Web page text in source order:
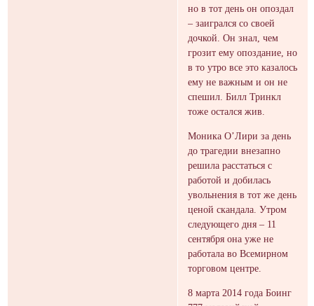
но в тот день он опоздал
– заигрался со своей
дочкой. Он знал, чем
грозит ему опоздание, но
в то утро все это казалось
ему не важным и он не
спешил. Билл Тринкл
тоже остался жив.
Моника О’Лири за день
до трагедии внезапно
решила расстаться с
работой и добилась
увольнения в тот же день
ценой скандала. Утром
следующего дня – 11
сентября она уже не
работала во Всемирном
торговом центре.
8 марта 2014 года Боинг